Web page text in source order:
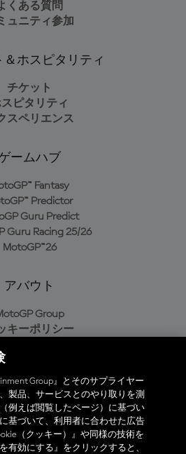
くある質問
ュニティ参加
＆ホスピタリティ
チケット
ピタリティ
スペリエンス
ームハブ
Fantasy
Predictor
Guru Predict
Guru Racing 25/26
MotoGP™26
アバウト
Group
キーポリシー
バシーポリシー
購入ポリシー
ィシャルアプリ
Group』とそのサプライヤー
製品、サービスとのやり取りを測
例えば閲覧したページ）に基づい
基づいて、利用者に合わせた広告
（クッキー）』や同様の技術を
有効にする』をクリックすると、